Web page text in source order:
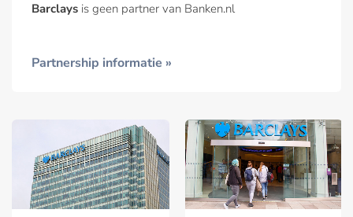
Barclays is geen partner van Banken.nl
Partnership informatie »